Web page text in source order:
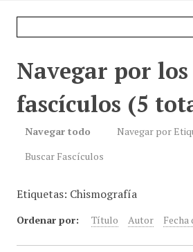
Navegar por los
fascículos (5
Navegar todo
Navegar por
Buscar Fascículos
Etiquetas: Chismografía
Ordenar por: Título Autor Fecha